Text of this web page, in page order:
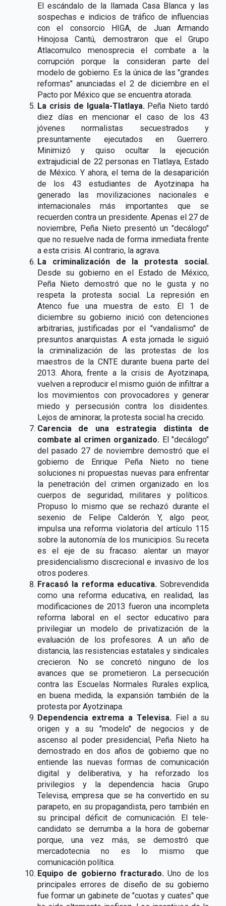
El escándalo de la llamada Casa Blanca y las
sospechas e indicios de tráfico de influencias
con el consorcio HIGA, de Juan Armando
Hinojosa Cantú, demostraron que el Grupo
Atlacomulco menosprecia el combate a la
corrupción porque la consideran parte del
modelo de gobierno. Es la única de las "grandes
reformas" anunciadas el 2 de diciembre en el
Pacto por México que se encuentra atorada.
La crisis de Iguala-Tlatlaya. Peña Nieto tardó
diez días en mencionar el caso de los 43
jóvenes normalistas secuestrados y
presuntamente ejecutados en Guerrero.
Minimizó y quiso ocultar la ejecución
extrajudicial de 22 personas en Tlatlaya, Estado
de México. Y ahora, el tema de la desaparición
de los 43 estudiantes de Ayotzinapa ha
generado las movilizaciones nacionales e
internacionales más importantes que se
recuerden contra un presidente. Apenas el 27 de
noviembre, Peña Nieto presentó un "decálogo"
que no resuelve nada de forma inmediata frente
a esta crisis. Al contrario, la agrava.
La criminalización de la protesta social.
Desde su gobierno en el Estado de México,
Peña Nieto demostró que no le gusta y no
respeta la protesta social. La represión en
Atenco fue una muestra de esto. El 1 de
diciembre su gobierno inició con detenciones
arbitrarias, justificadas por el "vandalismo" de
presuntos anarquistas. A esta jornada le siguió
la criminalización de las protestas de los
maestros de la CNTE durante buena parte del
2013. Ahora, frente a la crisis de Ayotzinapa,
vuelven a reproducir el mismo guión de infiltrar a
los movimientos con provocadores y generar
miedo y persecusión contra los disidentes.
Lejos de aminorar, la protesta social ha crecido.
Carencia de una estrategia distinta de
combate al crimen organizado. El "decálogo"
del pasado 27 de noviembre demostró que el
gobierno de Enrique Peña Nieto no tiene
soluciones ni propuestas nuevas para enfrentar
la penetración del crimen organizado en los
cuerpos de seguridad, militares y políticos.
Propuso lo mismo que se rechazó durante el
sexenio de Felipe Calderón. Y, algo peor,
impulsa una reforma violatoria del artículo 115
sobre la autonomía de los municipios. Su receta
es el eje de su fracaso: alentar un mayor
presidencialismo discrecional e invasivo de los
otros poderes.
Fracasó la reforma educativa.Sobrevendida
como una reforma educativa, en realidad, las
modificaciones de 2013 fueron una incompleta
reforma laboral en el sector educativo para
privilegiar un modelo de privatización de la
evaluación de los profesores. A un año de
distancia, las resistencias estatales y sindicales
crecieron. No se concretó ninguno de los
avances que se prometieron. La persecución
contra las Escuelas Normales Rurales explica,
en buena medida, la expansión también de la
protesta por Ayotzinapa.
Dependencia extrema a Televisa. Fiel a su
origen y a su "modelo" de negocios y de
ascenso al poder presidencial, Peña Nieto ha
demostrado en dos años de gobierno que no
entiende las nuevas formas de comunicación
digital y deliberativa, y ha reforzado los
privilegios y la dependencia hacia Grupo
Televisa, empresa que se ha convertido en su
parapeto, en su propagandista, pero también en
su principal déficit de comunicación. El tele-
candidato se derrumba a la hora de gobernar
porque, una vez más, se demostró que
mercadotecnia no es lo mismo que
comunicación política.
Equipo de gobierno fracturado.Uno de los
principales errores de diseño de su gobierno
fue formar un gabinete de "cuotas y cuates" que